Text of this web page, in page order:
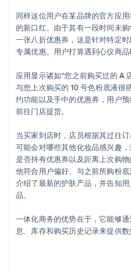
同样这位用户在某品牌的官方应
的新口红。由于其有一段时间未
一张八折优惠券，这是针对特定
专属优惠。用户打算遇到心仪商品
应用显示诸如“您之前购买过的 A
与您上次购买的 10 号色粉底液很
约功能以及手中的优惠券，用户
前往门店提货。
当买家到店时，店员根据其过往
可能会对哪些其他化妆品感兴趣，
是否持有优惠券以及距离上次购
他符合用户偏好、与之前所购粉
介绍了最新的护肤产品，并告知
品。
一体化商务的优势在于，它能够
息、库存和购买历史记录来提供数